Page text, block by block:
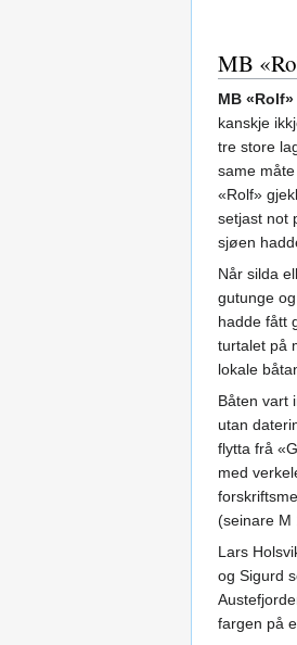
MB
MB «Rolf»
kanskje
tre store
same
«Rolf»
setjast not
sjøen
Når silda
gutunge
hadde fått
turtalet på
lokale
Båten vart
utan
flytta frå
med
(seinare M
Lars
og Sigurd
fargen på